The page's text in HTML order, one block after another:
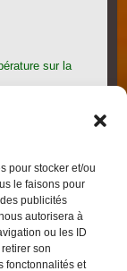
pour stocker et/ou
le faisons pour
publicités
autorisera à
ou les ID
son
fonctonnalités et
sur la
19 septembre